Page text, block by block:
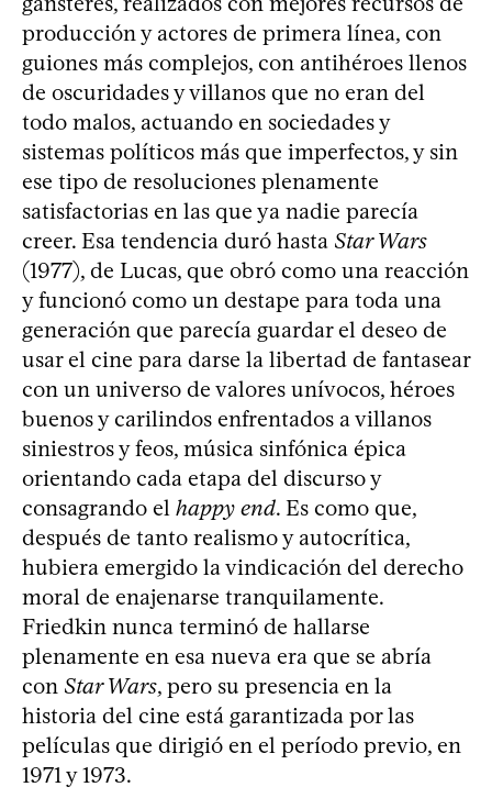
producción y actores de primera línea, con
guiones más complejos, con antihéroes llenos
de oscuridades y villanos que no eran del
todo malos, actuando en sociedades y
sistemas políticos más que imperfectos, y sin
ese tipo de resoluciones plenamente
satisfactorias en las que ya nadie parecía
creer. Esa tendencia duró hasta Star Wars
(1977), de Lucas, que obró como una reacción
y funcionó como un destape para toda una
generación que parecía guardar el deseo de
usar el cine para darse la libertad de fantasear
con un universo de valores unívocos, héroes
buenos y carilindos enfrentados a villanos
siniestros y feos, música sinfónica épica
orientando cada etapa del discurso y
consagrando el happy end. Es como que,
después de tanto realismo y autocrítica,
hubiera emergido la vindicación del derecho
moral de enajenarse tranquilamente.
Friedkin nunca terminó de hallarse
plenamente en esa nueva era que se abría
con Star Wars, pero su presencia en la
historia del cine está garantizada por las
películas que dirigió en el período previo, en
1971 y 1973.